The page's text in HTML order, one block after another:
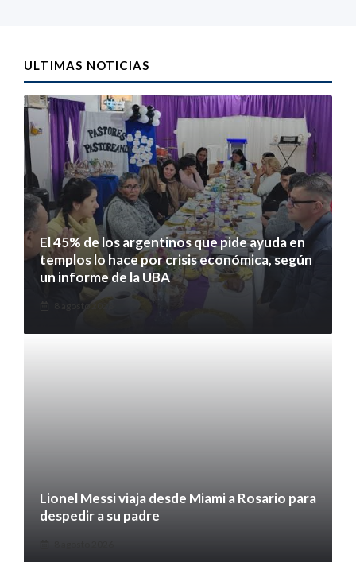
ULTIMAS NOTICIAS
El 45% de los argentinos que pide ayuda en
templos lo hace por crisis económica, según
un informe de la UBA
8 agosto 2026
Lionel Messi viaja desde Miami a Rosario para
despedir a su padre